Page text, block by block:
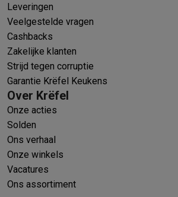
Leveringen
Veelgestelde vragen
Cashbacks
Zakelijke klanten
Strijd tegen corruptie
Garantie Krëfel Keukens
Over Krëfel
Onze acties
Solden
Ons verhaal
Onze winkels
Vacatures
Ons assortiment